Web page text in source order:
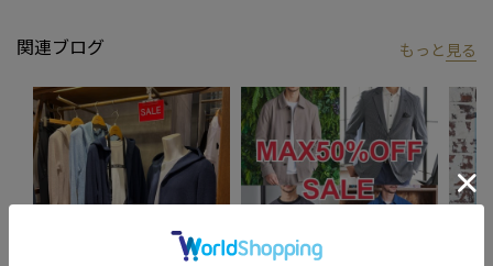
関連ブログ もっと 見る